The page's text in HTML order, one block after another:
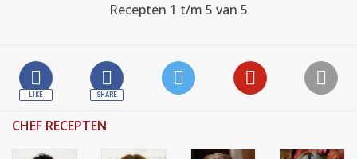
Recepten 1 t/m 5 van 5
CHEF RECEPTEN